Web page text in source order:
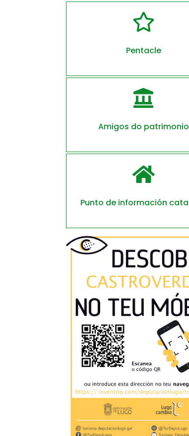

Pentacle

Amigos do patrimonio

Punto de información